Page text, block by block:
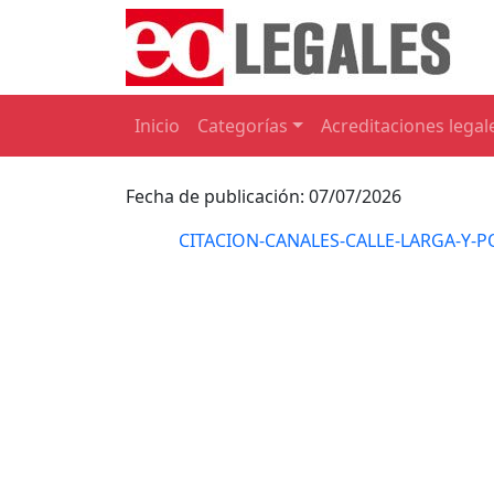
Inicio Categorías Acreditaciones
Fecha de publicación: 07/07/2026
CITACION-CANALES-CALLE-LARGA-Y-